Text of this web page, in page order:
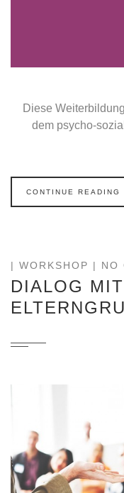
Diese
dem psycho-
CONTINUE READING
| WORKSHOP | NO
DIALOG